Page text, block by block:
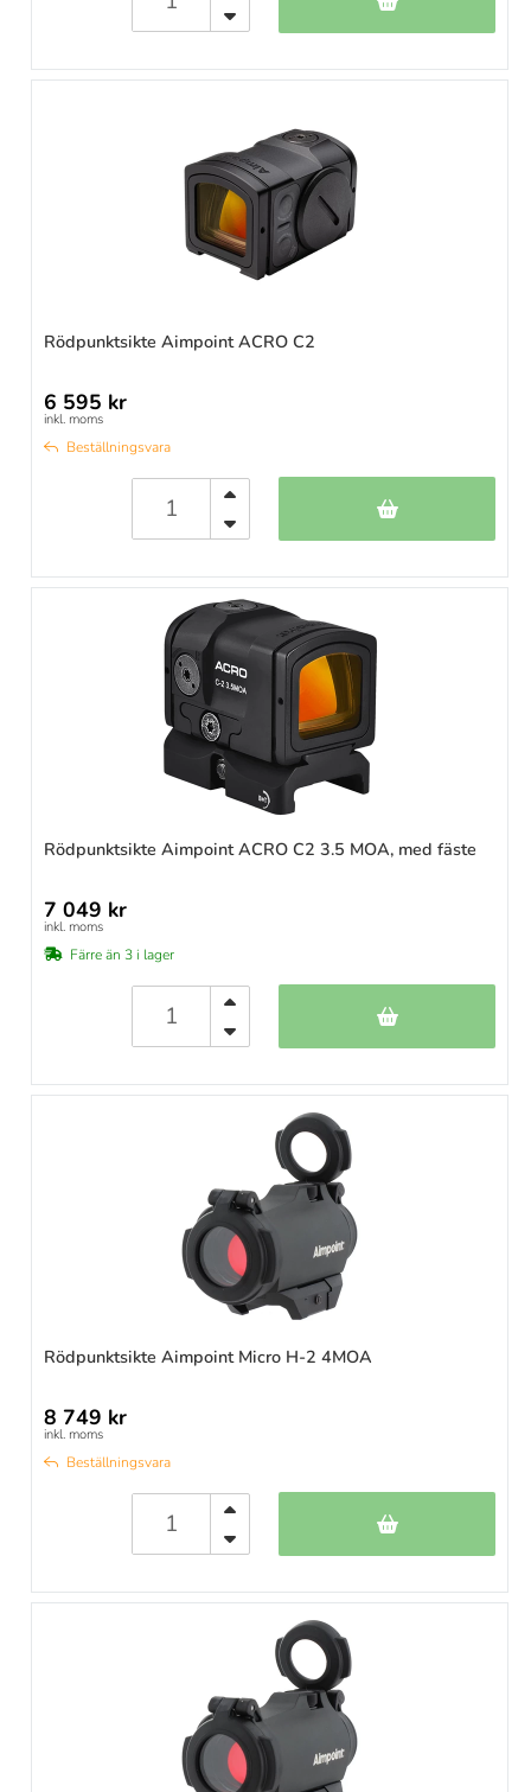
Rödpunktsikte Aimpoint ACRO C2
6 595 kr
inkl. moms
Beställningsvara
Rödpunktsikte Aimpoint ACRO C2 3.5 MOA, med fäste
7 049 kr
inkl. moms
Färre än 3 i lager
Rödpunktsikte Aimpoint Micro H-2 4MOA
8 749 kr
inkl. moms
Beställningsvara